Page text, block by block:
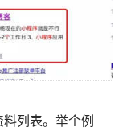
列表。举个例